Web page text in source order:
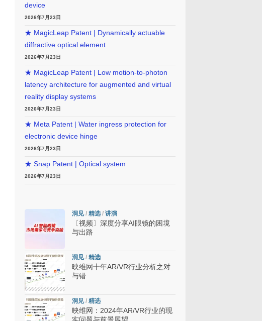
device
2026年7月23日
★ MagicLeap Patent | Dynamically actuable
diffractive optical element
2026年7月23日
★ MagicLeap Patent | Low motion-to-photon
latency architecture for augmented and virtual
reality display systems
2026年7月23日
★ Meta Patent | Water ingress protection for
electronic device hinge
2026年7月23日
★ Snap Patent | Optical system
2026年7月23日
洞见/ 精选 / 讲演
〔视频〕深度分享AI眼镜的困境
与出路
洞见/ 精选
映维网十年AR/VR行业分析之对
与错
洞见/ 精选
映维网：2024年AR/VR行业的现